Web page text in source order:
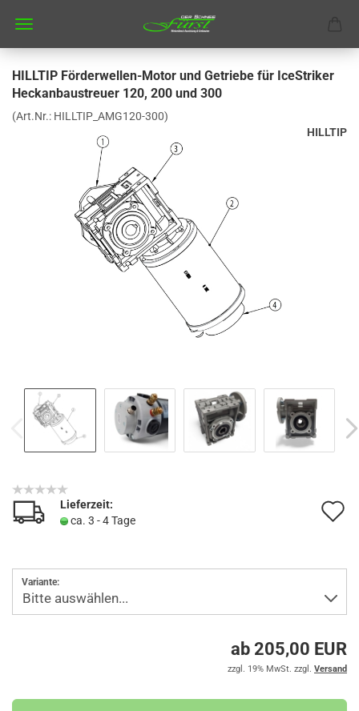
HILLTIP Förderwellen-Motor und Getriebe für IceStriker
Heckanbaustreuer 120, 200 und 300
(Art.Nr.: HILLTIP_AMG120-300)
HILLTIP
Lieferzeit:
ca. 3 - 4 Tage
Variante:
ab 205,00 EUR
zzgl. 19% MwSt. zzgl. Versand